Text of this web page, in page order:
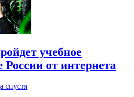
учебное
России от интернета
спустя